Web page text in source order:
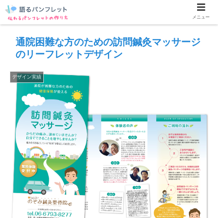
通院困難な方のための訪問鍼灸マッサージ
のリーフレットデザイン
デザイン実績
メニュー